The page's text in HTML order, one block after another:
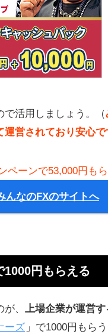
で活用しましょう。（
運営されており安心で
ペーンで53,000円も
んなのFXのサイトへ
1000円もらえる
、
上場企業が運営
ーズ 」で1000円もらう